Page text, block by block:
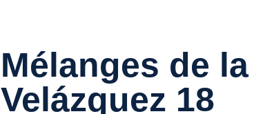
Mélanges de
Velázquez 18